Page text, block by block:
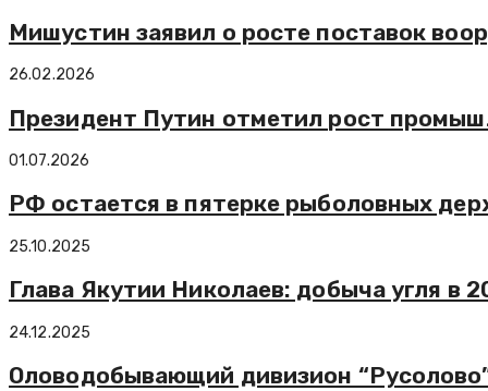
Мишустин заявил о росте поставок
26.02.2026
Президент Путин отметил рост
01.07.2026
РФ остается в пятерке рыболовных
25.10.2025
Глава Якутии Николаев: добыча угля в
24.12.2025
Оловодобывающий дивизион